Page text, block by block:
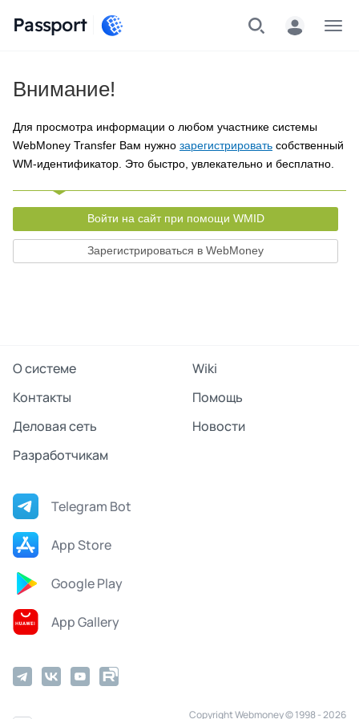
Passport
Внимание!
Для просмотра информации о любом участнике системы
WebMoney Transfer Вам нужно зарегистрировать собственный
WM-идентификатор. Это быстро, увлекательно и бесплатно.
Войти на сайт при помощи WMID
Зарегистрироваться в WebMoney
О системе
Wiki
Контакты
Помощь
Деловая сеть
Новости
Разработчикам
Telegram Bot
App Store
Google Play
App Gallery
Copyright Webmoney © 1998 - 2026